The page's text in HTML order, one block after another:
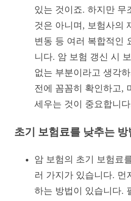
있는 것이죠. 하지만 무
것은 아니며, 보험사의
변동 등 여러 복합적인
니다. 암 보험 갱신 시
없는 부분이라고 생각
전에 꼼꼼히 확인하고,
세우는 것이 중요합니
초기 보험료를 낮추는
암 보험의 초기 보험료
러 가지가 있습니다. 먼
하는 방법이 있습니다.